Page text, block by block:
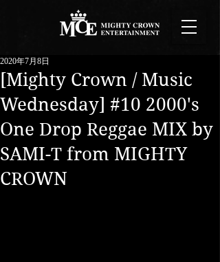
[Mighty Crown / Music
Wednesday] #10 2000's
One Drop Reggae MIX by
SAMI-T from MIGHTY
CROWN
2020年7月8日